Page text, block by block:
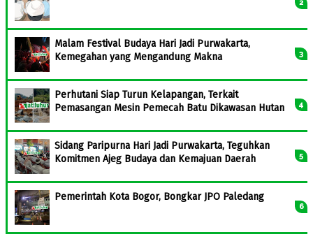
Malam Festival Budaya Hari Jadi Purwakarta,
Kemegahan yang Mengandung Makna
Perhutani Siap Turun Kelapangan, Terkait
Pemasangan Mesin Pemecah Batu Dikawasan Hutan
Sidang Paripurna Hari Jadi Purwakarta, Teguhkan
Komitmen Ajeg Budaya dan Kemajuan Daerah
Pemerintah Kota Bogor, Bongkar JPO Paledang